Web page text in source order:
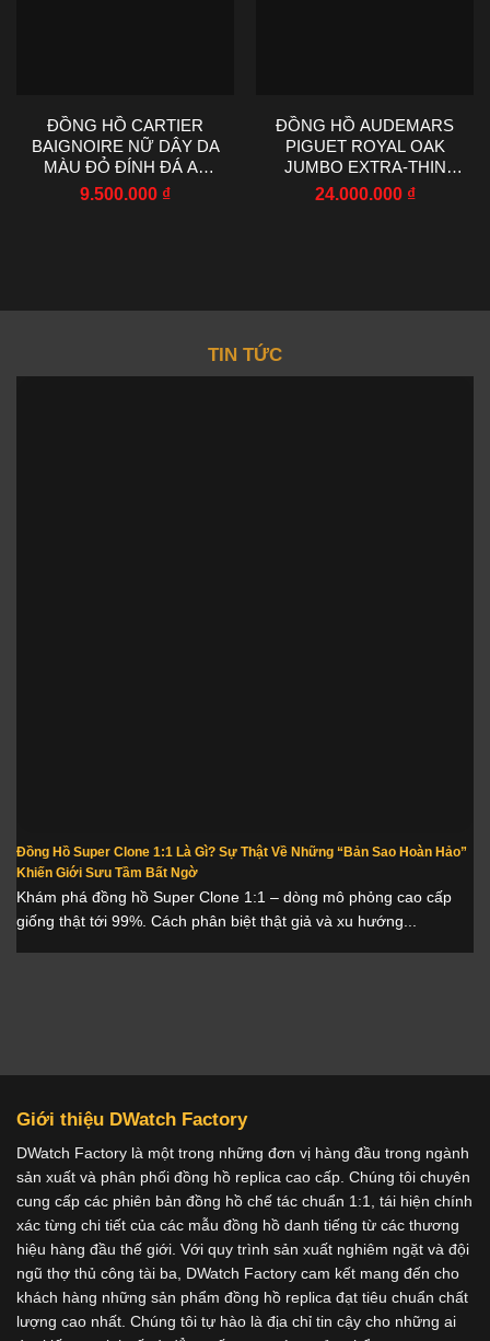
ĐỒNG HỒ CARTIER
BAIGNOIRE NỮ DÂY DA
MÀU ĐỎ ĐÍNH ĐÁ AF
FACTORY 23X31MM
9.500.000 ₫
ĐỒNG HỒ AUDEMARS
PIGUET ROYAL OAK
JUMBO EXTRA-THIN
15202IP TITANIUM ZF
24.000.000 ₫
TIN TỨC
Đồng Hồ Super Clone 1:1 Là Gì? Sự Thật Về Những “Bản Sao Hoàn Hảo”
Khiến Giới Sưu Tầm Bất Ngờ
Khám phá đồng hồ Super Clone 1:1 – dòng mô phỏng cao cấp
giống thật tới 99%. Cách phân biệt thật giả và xu hướng...
Giới thiệu DWatch Factory
DWatch Factory là một trong những đơn vị hàng đầu trong ngành
sản xuất và phân phối đồng hồ replica cao cấp. Chúng tôi chuyên
cung cấp các phiên bản đồng hồ chế tác chuẩn 1:1, tái hiện chính
xác từng chi tiết của các mẫu đồng hồ danh tiếng từ các thương
hiệu hàng đầu thế giới. Với quy trình sản xuất nghiêm ngặt và đội
ngũ thợ thủ công tài ba, DWatch Factory cam kết mang đến cho
khách hàng những sản phẩm đồng hồ replica đạt tiêu chuẩn chất
lượng cao nhất. Chúng tôi tự hào là địa chỉ tin cậy cho những ai